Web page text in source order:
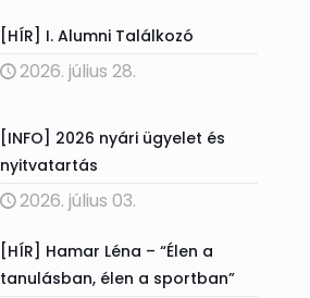
[HÍR] I. Alumni Találkozó
2026. július 28.
[INFO] 2026 nyári ügyelet és
nyitvatartás
2026. július 03.
[HÍR] Hamar Léna – “Élen a
tanulásban, élen a sportban”